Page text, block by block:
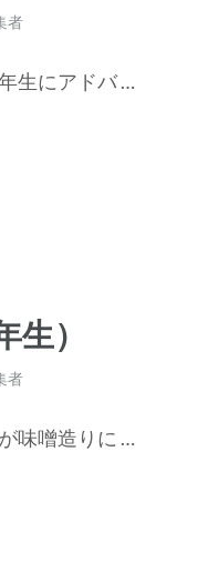
者
生にアドバ …
）
者
味噌造りに …